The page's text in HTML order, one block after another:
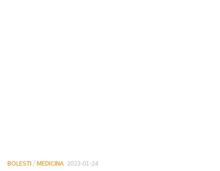
BOLESTI /MEDICINA 2023-01-24